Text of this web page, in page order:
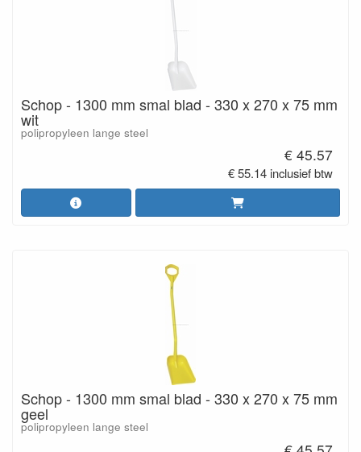
Schop - 1300 mm smal blad - 330 x 270 x 75 mm
wit
polipropyleen lange steel
€ 45.57
€ 55.14 inclusief btw
Schop - 1300 mm smal blad - 330 x 270 x 75 mm
geel
polipropyleen lange steel